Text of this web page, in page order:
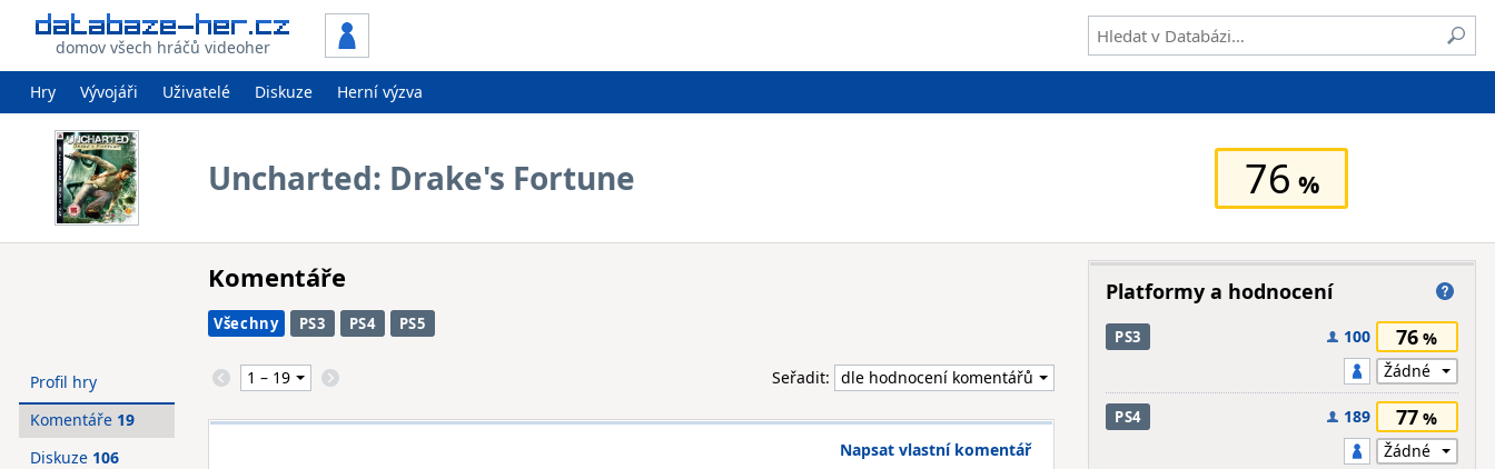
domov všech hráčů videoher
Hry Vývojáři Uživatelé Diskuze Herní výzva
Uncharted: Drake's Fortune 76
Komentáře
Všechny PS3 PS4 PS5
Seřadit:
Napsat vlastní komentář
Profil hry
Komentáře 19
Diskuze 106
Platformy a hodnocení
PS3 100 76
PS4 189 77